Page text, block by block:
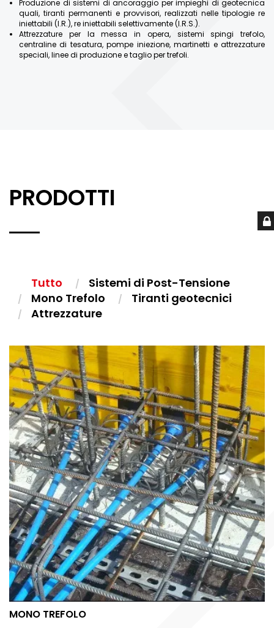
Produzione di sistemi di ancoraggio per impieghi di geotecnica
quali, tiranti permanenti e provvisori, realizzati nelle tipologie re
iniettabili (I.R.), re iniettabili selettivamente (I.R.S.).
Attrezzature per la messa in opera, sistemi spingi trefolo,
centraline di tesatura, pompe iniezione, martinetti e attrezzature
speciali, linee di produzione e taglio per trefoli.
PRODOTTI
Tutto
Sistemi di Post-Tensione
Mono Trefolo
Tiranti geotecnici
Attrezzature
MONO TREFOLO
MONO TREFOLO